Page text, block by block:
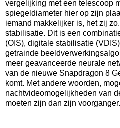
vergelijking met een telescoop
spiegeldiameter hier op zijn
iemand makkelijker is, het zij
stabilisatie. Dit is een
(OIS), digitale stabilisatie
getrainde
meer geavanceerde neurale
van de nieuwe Snapdragon 8
komt. Met andere woorden,
nachtvideomogelijkheden van
moeten zijn dan zijn voorganger.